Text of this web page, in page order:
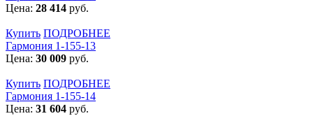
Цена: 28 414 руб.
Купить ПОДРОБНЕЕ
Гармония 1-155-13
Цена: 30 009 руб.
Купить ПОДРОБНЕЕ
Гармония 1-155-14
Цена: 31 604 руб.